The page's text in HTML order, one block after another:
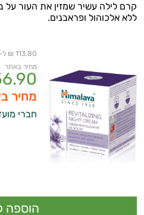
קרם לילה עשיר שמזין את העור על
ללא אלכוהול ופראבנים.
113.80 ₪ ל-100 מ"ל
מחיר באתר
מחיר
חברי